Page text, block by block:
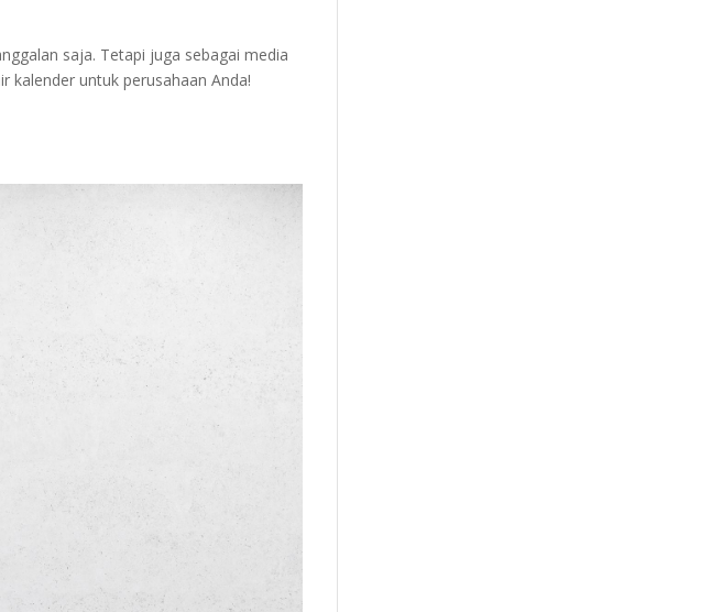
saja. Tetapi juga sebagai media
kalender untuk perusahaan Anda!